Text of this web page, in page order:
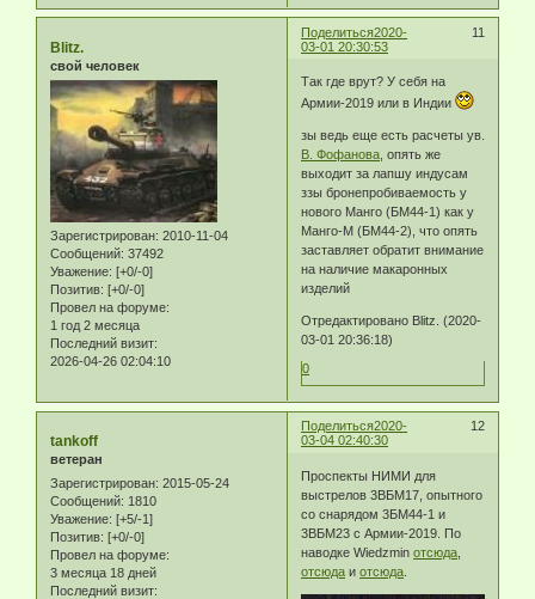
Поделиться 11
2020-
03-01 20:30:53
Blitz.
свой человек
Зарегистрирован: 2010-11-04
Сообщений: 37492
Уважение: [+0/-0]
Позитив: [+0/-0]
Провел на форуме:
1 год 2 месяца
Последний визит:
2026-04-26 02:04:10
Так где врут? У себя на
Армии-2019 или в Индии
зы ведь еще есть расчеты ув.
В. Фофанова , опять же
выходит за лапшу индусам
ззы бронепробиваемость у
нового Манго (БМ44-1) как у
Манго-М (БМ44-2), что опять
заставляет обратит внимание
на наличие макаронных
изделий
Отредактировано Blitz. (2020-
03-01 20:36:18)
0
Поделиться 12
2020-
03-04 02:40:30
tankoff
ветеран
Зарегистрирован: 2015-05-24
Сообщений: 1810
Уважение: [+5/-1]
Позитив: [+0/-0]
Провел на форуме:
3 месяца 18 дней
Последний визит:
Проспекты НИМИ для
выстрелов 3ВБМ17, опытного
со снарядом 3БМ44-1 и
3ВБМ23 с Армии-2019. По
наводке Wiedzminотсюда
отсюда иотсюда